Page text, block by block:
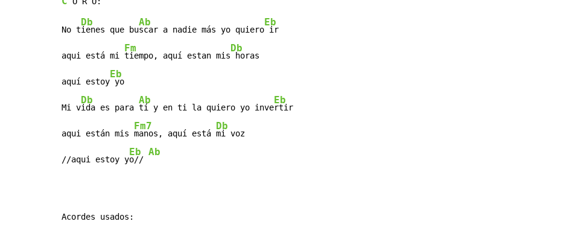
No t
Db
ienes que bu
Ab
scar a nadie más yo quiero
Eb
ir
aqui está mi
Fm
tiempo, aquí estan mis
Db
horas
aquí estoy
Eb
yo
Mi v
Db
ida es para
Ab
tí y en ti la quiero yo inve
Eb
rtir
aqui están mis
Fm7
manos, aquí está
Db
mi voz
//aqui estoy y
Eb
o//
Ab
Acordes usados: